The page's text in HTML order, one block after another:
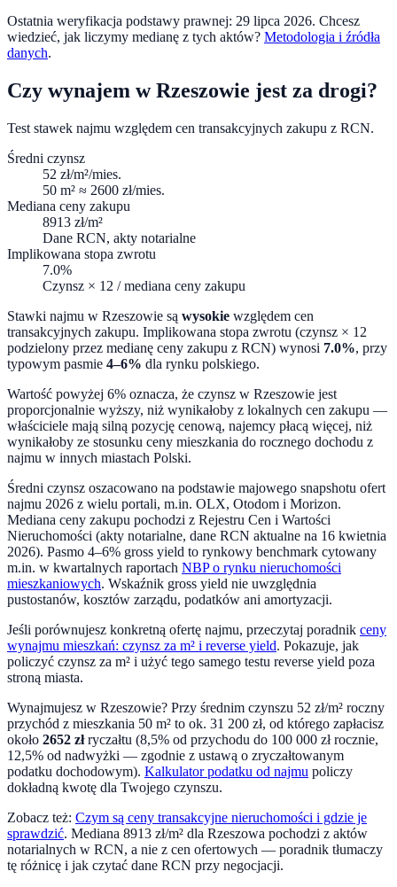
Ostatnia weryfikacja podstawy prawnej: 29 lipca 2026. Chcesz
wiedzieć, jak liczymy medianę z tych aktów? Metodologia i źródła
danych.
Czy wynajem wRzeszowie jest za drogi?
Test stawek najmu względem cen transakcyjnych zakupu z RCN.
Średni czynsz
52 zł/m²/mies.
50 m² ≈ 2600 zł/mies.
Mediana ceny zakupu
8913 zł/m²
Dane RCN, akty notarialne
Implikowana stopa zwrotu
7.0%
Czynsz × 12 / mediana ceny zakupu
Stawki najmu w Rzeszowie są wysokie względem cen
transakcyjnych zakupu. Implikowana stopa zwrotu (czynsz × 12
podzielony przez medianę ceny zakupu z RCN) wynosi 7.0%, przy
typowym pasmie 4–6% dla rynku polskiego.
Wartość powyżej 6% oznacza, że czynsz w Rzeszowie jest
proporcjonalnie wyższy, niż wynikałoby z lokalnych cen zakupu —
właściciele mają silną pozycję cenową, najemcy płacą więcej, niż
wynikałoby ze stosunku ceny mieszkania do rocznego dochodu z
najmu w innych miastach Polski.
Średni czynsz oszacowano na podstawie majowego snapshotu ofert
najmu 2026 z wielu portali, m.in. OLX, Otodom i Morizon.
Mediana ceny zakupu pochodzi z Rejestru Cen i Wartości
Nieruchomości (akty notarialne, dane RCN aktualne na 16 kwietnia
2026). Pasmo 4–6% gross yield to rynkowy benchmark cytowany
m.in. w kwartalnych raportach NBP o rynku nieruchomości
mieszkaniowych. Wskaźnik gross yield nie uwzględnia
pustostanów, kosztów zarządu, podatków ani amortyzacji.
Jeśli porównujesz konkretną ofertę najmu, przeczytaj poradnik ceny
wynajmu mieszkań: czynsz za m² i reverse yield. Pokazuje, jak
policzyć czynsz za m² i użyć tego samego testu reverse yield poza
stroną miasta.
Wynajmujesz w Rzeszowie? Przy średnim czynszu 52 zł/m² roczny
przychód z mieszkania 50 m² to ok. 31 200 zł, od którego zapłacisz
około 2652 zł ryczałtu (8,5% od przychodu do 100 000 zł rocznie,
12,5% od nadwyżki — zgodnie z ustawą o zryczałtowanym
podatku dochodowym). Kalkulator podatku od najmu policzy
dokładną kwotę dla Twojego czynszu.
Zobacz też: Czym są ceny transakcyjne nieruchomości i gdzie je
sprawdzić. Mediana 8913 zł/m² dla Rzeszowa pochodzi z aktów
notarialnych w RCN, a nie z cen ofertowych — poradnik tłumaczy
tę różnicę i jak czytać dane RCN przy negocjacji.